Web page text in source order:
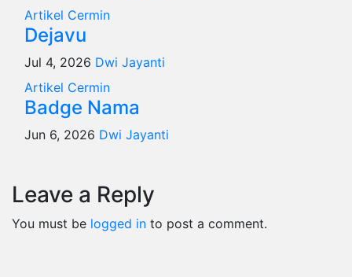
Artikel Cermin
Dejavu
Jul 4, 2026 Dwi Jayanti
Artikel Cermin
Badge Nama
Jun 6, 2026 Dwi Jayanti
Leave a Reply
You must be logged in to post a comment.